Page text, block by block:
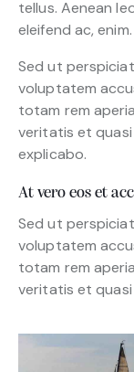
tellus. Aenean
eleifend ac, enim.
Sed ut
voluptatem
totam rem
veritatis et
explicabo.
At vero eos et
Sed ut
voluptatem
totam rem
veritatis et